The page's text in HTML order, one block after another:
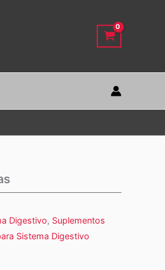
Digestivo, Suplementos
Sistema Digestivo